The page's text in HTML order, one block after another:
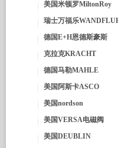
美国米顿罗MiltonRoy
瑞士万福乐
德国E+H恩德斯豪斯
克拉克KRACHT
德国马勒MAHLE
美国阿斯卡ASCO
美国nordson
美国VERSA电磁阀
美国DEUBLIN